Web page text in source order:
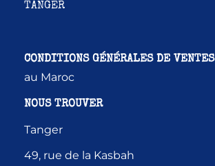
TANGER
CONDITIONS GÉNÉRALES DE VENTES
au Maroc
NOUS TROUVER
Tanger
49, rue de la Kasbah